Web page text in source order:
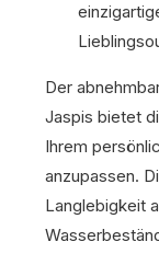
Der
Jaspis bietet
Ihrem
anzupassen.
Langlebigkeit